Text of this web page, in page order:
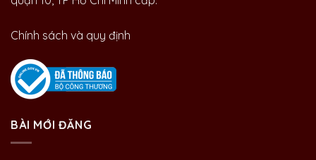
Chính sách và quy định
BÀI MỚI ĐĂNG